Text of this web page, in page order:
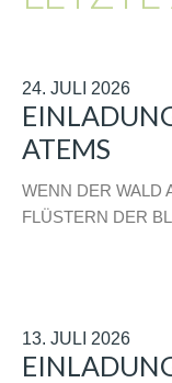
24. JULI 2026
ATEMS
WENN DER WALD
FLÜSTERN DER
13. JULI 2026